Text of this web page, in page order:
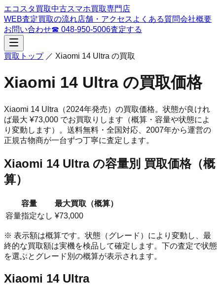
エコスタ買取中古スマホ買取専門店
WEB査定買取の流れ店舗・アクセス よくある質問会社概要
お問い合わせ☎ 048-950-5006査定する
買取トップ／ Xiaomi 14 Ultra の買取
Xiaomi 14 Ultra の買取価格
Xiaomi 14 Ultra （2024年発売） の買取価格。 状態が良けれ
ば最大 ¥73,000 でお買取りします（概算・容量や状態によ
り変動します）。 送料無料・全国対応、 2007年から運営の
正規古物商が一台ずつ丁寧に査定します。
Xiaomi 14 Ultraの容量別 買取価格（概
算）
容量
最大買取（概算）
容量指定なし ¥73,000
※ 表示額は概算です。状態（グレード）により変動し、最
終的な買取額は実機を検品して確定します。下の査定で状態
を選ぶとグレード別の概算が表示されます。
Xiaomi 14 Ultra